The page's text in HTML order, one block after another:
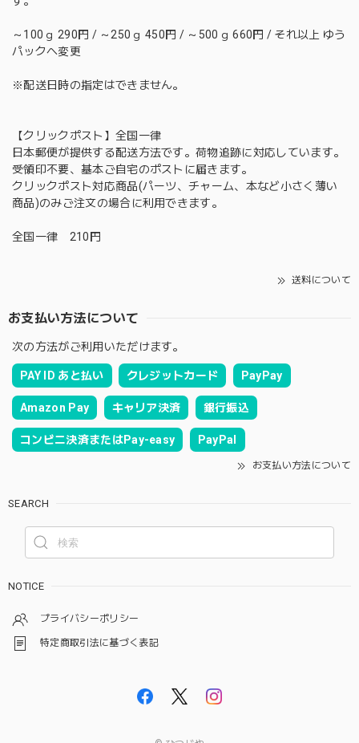
～100ｇ 290円 / ～250ｇ 450円 / ～500ｇ 660円 / それ以上 ゆう
パックへ変更
※配送日時の指定はできません。
【クリックポスト】全国一律
日本郵便が提供する配送方法です。荷物追跡に対応しています。
受領印不要、基本ご自宅のポストに届きます。
クリックポスト対応商品(パーツ、チャーム、本など小さく薄い
商品)のみご注文の場合に利用できます。
全国一律 210円
送料について
お支払い方法について
次の方法がご利用いただけます。
PAY ID あと払い クレジットカード PayPay
Amazon Pay キャリア決済 銀行振込
コンビニ決済またはPay-easy PayPal
お支払い方法について
SEARCH
NOTICE
プライバシーポリシー
特定商取引法に基づく表記